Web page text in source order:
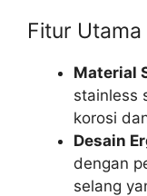
Fitur Utama
Material
stainless
korosi
Desain
dengan
selang